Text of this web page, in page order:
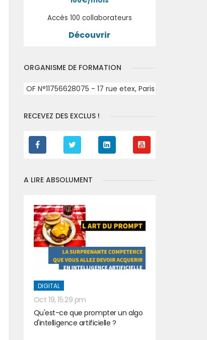
Accès 100 collaborateurs
Découvrir
ORGANISME DE FORMATION
OF N°11756628075 - 17 rue etex, Paris
RECEVEZ DES EXCLUS !
A LIRE ABSOLUMENT
DIGITAL
Oct 19, 15:29 pm
Qu'est-ce que prompter un algo
d'intelligence artificielle ?